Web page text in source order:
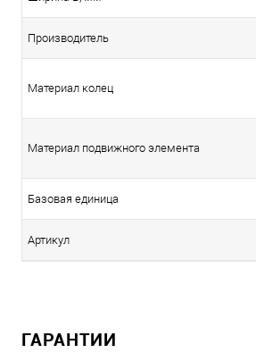
Производитель
Материал колец
Материал подвижного элемента
Базовая единица
Артикул
ГАРАНТИИ